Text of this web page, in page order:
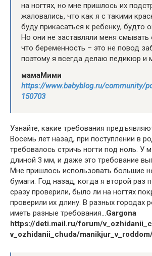
на ногтях, но мне пришлось их
жаловались, что как я с такими
буду прикасаться к ребенку, будто
Но они не заставляли меня смывать
что беременность – это не повод
поэтому я всегда делаю педикюр и
мамаМими
https://www.babyblog.ru/community/
150703
Узнайте, какие требования
Восемь лет назад, при поступлении в
требовалось стричь ногти под ноль. У
длиной 3 мм, и даже это требование
Мне пришлось использовать большие
бумаги. Год назад, когда я второй раз
сразу проверили, было ли на ногтях
проверили их длину. В разных городах
иметь разные требования… Gargona
https://deti.mail.ru/forum/
v_ozhidanii_chuda/